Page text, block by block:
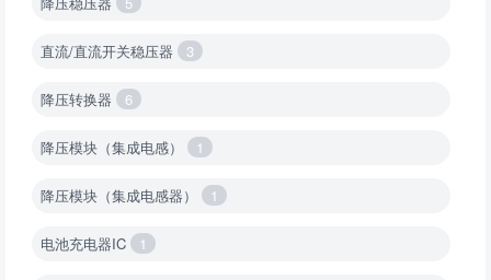
直流/直流开关稳压器 3
降压转换器 6
降压模块（集成电感） 1
降压模块（集成电感器） 1
电池充电器IC 1